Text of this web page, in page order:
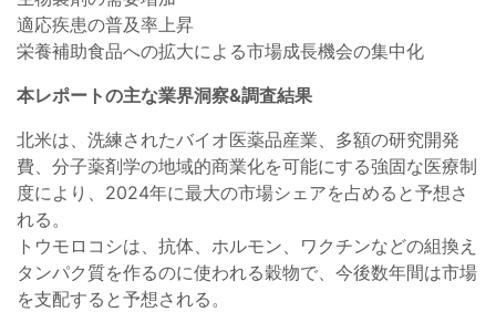
適応疾患の普及率上昇
栄養補助食品への拡大による市場成長機会の集中化
本レポートの主な業界洞察&調査結果
北米は、洗練されたバイオ医薬品産業、多額の研究開発
費、分子薬剤学の地域的商業化を可能にする強固な医療制
度により、2024年に最大の市場シェアを占めると予想さ
れる。
トウモロコシは、抗体、ホルモン、ワクチンなどの組換え
タンパク質を作るのに使われる穀物で、今後数年間は市場
を支配すると予想される。